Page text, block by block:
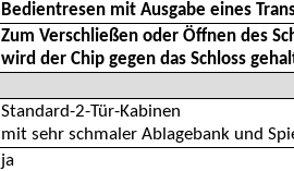
Bedientresen mit Ausgabe eines
Zum Verschließen oder Öffnen des
wird der Chip gegen das Schloss
Standard-2-Tür-Kabinen
mit sehr schmaler Ablagebank und
ja